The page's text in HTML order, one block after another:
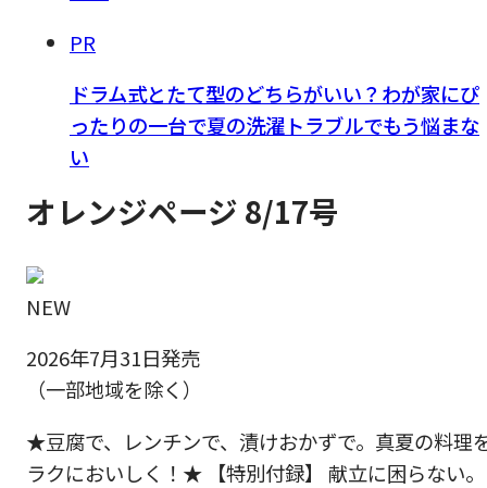
PR
ドラム式とたて型のどちらがいい？わが家にぴ
ったりの一台で夏の洗濯トラブルでもう悩まな
い
オレンジページ 8/17号
NEW
2026年7月31日発売
（一部地域を除く）
★豆腐で、レンチンで、漬けおかずで。真夏の料理
ラクにおいしく！★ 【特別付録】 献立に困らない。